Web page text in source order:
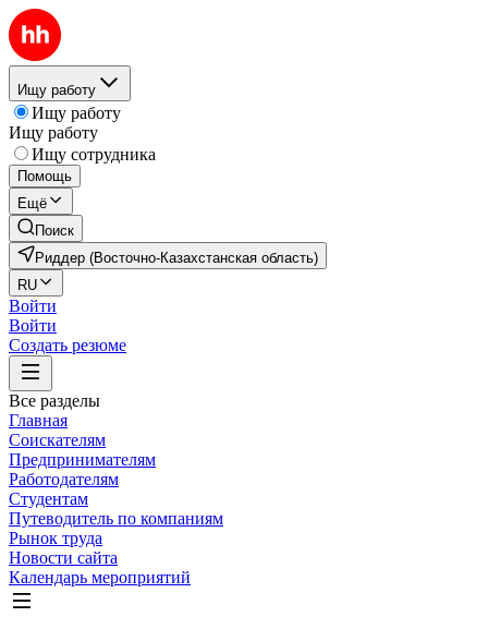
Ищу работу
Ищу работу
Ищу работу
Ищу сотрудника
Помощь
Ещё
Поиск
Риддер (Восточно-Казахстанская область)
RU
Войти
Войти
Создать резюме
Все разделы
Главная
Соискателям
Предпринимателям
Работодателям
Студентам
Путеводитель по компаниям
Рынок труда
Новости сайта
Календарь мероприятий